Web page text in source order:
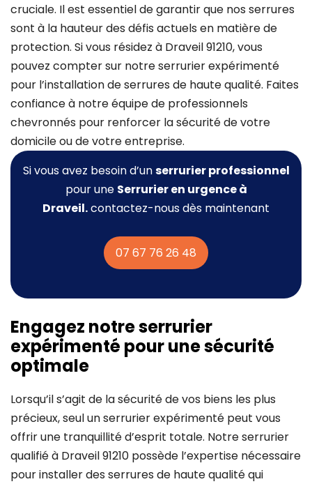
cruciale. Il est essentiel de garantir que nos serrures
sont à la hauteur des défis actuels en matière de
protection. Si vous résidez à Draveil 91210, vous
pouvez compter sur notre serrurier expérimenté
pour l’installation de serrures de haute qualité. Faites
confiance à notre équipe de professionnels
chevronnés pour renforcer la sécurité de votre
domicile ou de votre entreprise.
Si vous avez besoin d’unserrurier professionnel
pour une Serrurieren urgence à
Draveil.contactez-nous dès maintenant
07 67 76 26 48
Engagez notre serrurier
expérimenté pour une sécurité
optimale
Lorsqu’il s’agit de la sécurité de vos biens les plus
précieux, seul un serrurier expérimenté peut vous
offrir une tranquillité d’esprit totale. Notre serrurier
qualifié à Draveil 91210 possède l’expertise nécessaire
pour installer des serrures de haute qualité qui